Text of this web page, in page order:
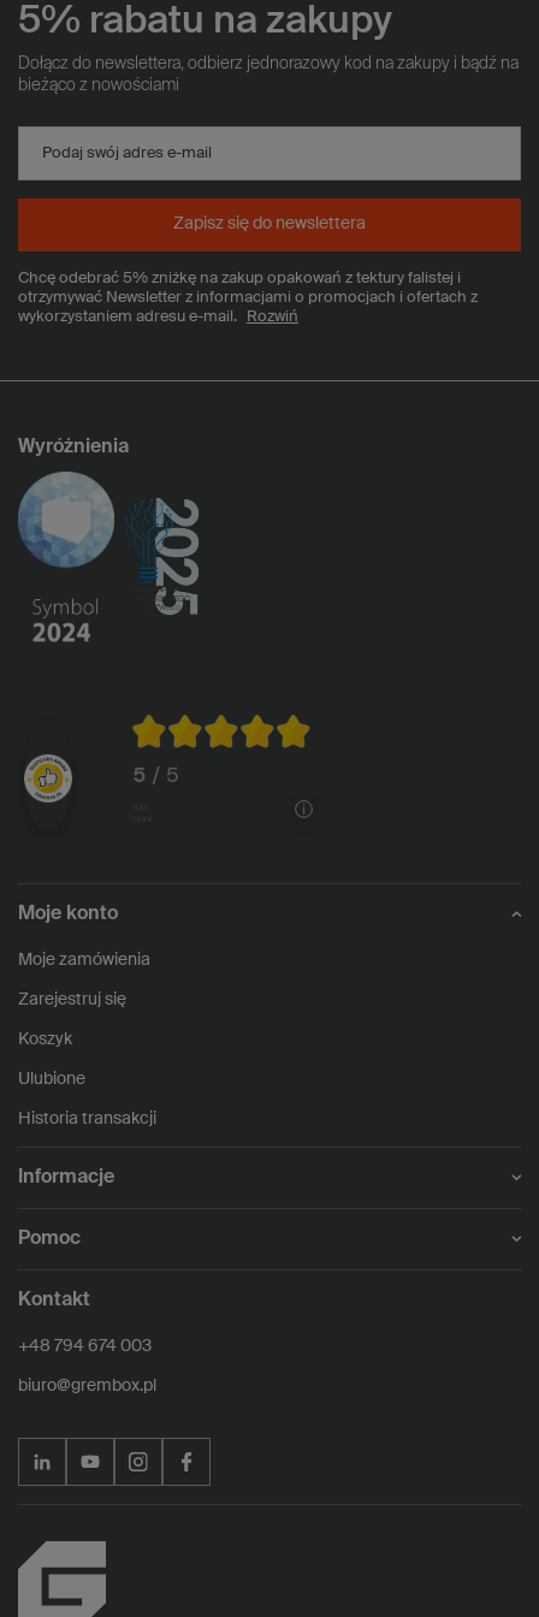
5% rabatu na zakupy
Dołącz do newslettera, odbierz jednorazowy kod na zakupy i bądź na
bieżąco z nowościami
Podaj swój adres e-mail
Chcę odebrać 5% zniżkę na zakup opakowań z tektury falistej i
otrzymywać Newsletter z informacjami o promocjach i ofertach z
wykorzystaniem adresu e-mail.
Rozwiń
Zapisz się do newslettera
Wyróżnienia
5 / 5
Moje konto
Moje zamówienia
Zarejestruj się
Koszyk
Ulubione
Historia transakcji
Informacje
Pomoc
Kontakt
+48 794 674 003
biuro@grembox.pl